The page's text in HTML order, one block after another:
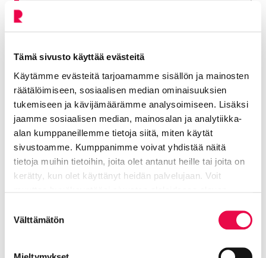
Tämä sivusto käyttää evästeitä
Käytämme evästeitä tarjoamamme sisällön ja mainosten
räätälöimiseen, sosiaalisen median ominaisuuksien
tukemiseen ja kävijämäärämme analysoimiseen. Lisäksi
jaamme sosiaalisen median, mainosalan ja analytiikka-
alan kumppaneillemme tietoja siitä, miten käytät
sivustoamme. Kumppanimme voivat yhdistää näitä
tietoja muihin tietoihin, joita olet antanut heille tai joita on
kerätty, kun olet käyttänyt heidän palvelujaan. Voit
valinta
Välttämätön
elintarvikehuoneistot (Riihimäki ja
Hausjärvi), kuljetukset, tapahtumat, liikkuvat
valmistus
Pakkanen Ville
Ympäristöterveystarkastaja
Elinvoiman toimiala, ympäristöterveys
ville.pakkanen@riihimaki.fi